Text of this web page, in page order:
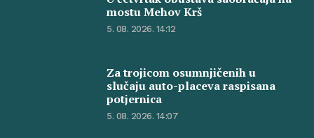
mostu Mehov Krš
5. 08. 2026. 14:12
Za trojicom osumnjičenih u
slučaju auto-placeva raspisana
potjernica
5. 08. 2026. 14:07